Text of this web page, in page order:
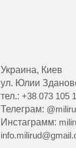
Украина, Киев
ул. Юлии
тел.:+38 073 105
Телеграм:
Инстаграмм: